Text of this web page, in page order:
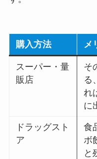
購入方法 メ
スーパー・量
販店
そ
る
れ
に
ドラッグスト
ア
食
ボ
と